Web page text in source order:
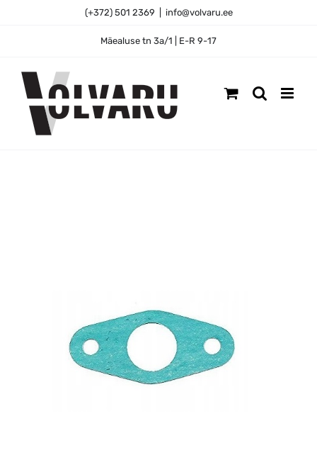
(+372) 501 2369 info@volvaru.ee
Mäealuse tn 3a/1 | E-R 9-17